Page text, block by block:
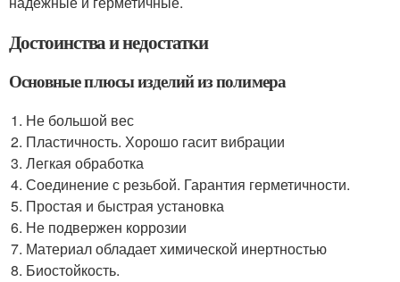
Достоинства и недостатки
Основные плюсы изделий из полимера
Не большой вес
Пластичность. Хорошо гасит вибрации
Легкая обработка
Соединение с резьбой. Гарантия герметичности.
Простая и быстрая установка
Не подвержен коррозии
Материал обладает химической инертностью
Биостойкость.